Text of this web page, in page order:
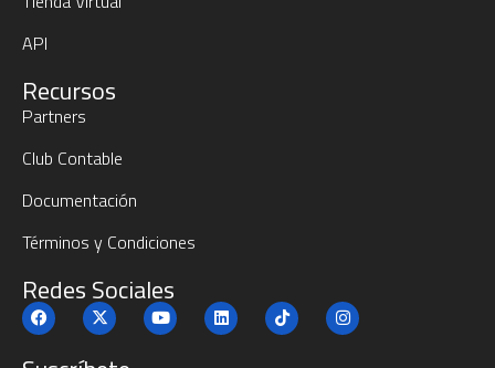
API
Recursos
Partners
Club Contable
Documentación
Términos y Condiciones
Redes Sociales